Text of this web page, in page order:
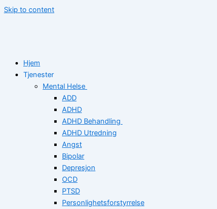
Skip to content
Hjem
Tjenester
Mental Helse
ADD
ADHD
ADHD Behandling
ADHD Utredning
Angst
Bipolar
Depresjon
OCD
PTSD
Personlighetsforstyrrelse